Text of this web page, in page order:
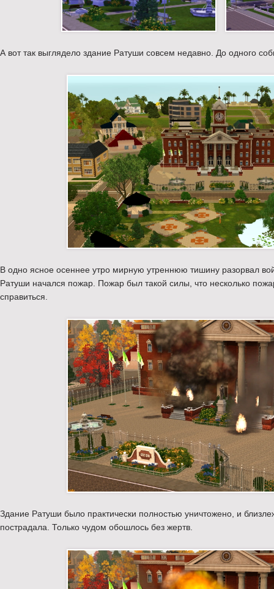
А вот так выглядело здание Ратуши совсем недавно. До одного
В одно ясное осеннее утро мирную утреннюю тишину разорвал
Ратуши начался пожар. Пожар был такой силы, что несколько
справиться.
Здание Ратуши было практически полностью уничтожено, и
пострадала. Только чудом обошлось без жертв.